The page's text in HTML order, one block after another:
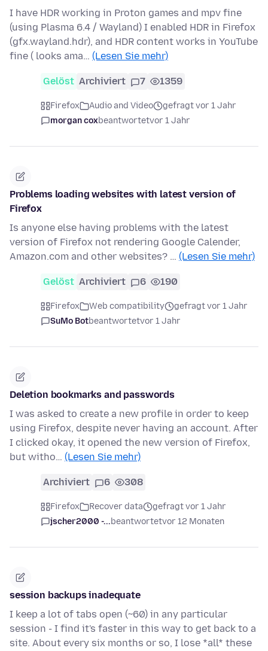
I have HDR working in Proton games and mpv fine
(using Plasma 6.4 / Wayland) I enabled HDR in Firefox
(gfx.wayland.hdr), and HDR content works in YouTube
fine ( looks ama… (Lesen Sie mehr)
Gelöst Archiviert 7 1359
Firefox Audio and Video
gefragt vor 1 Jahr
morgan coxbeantwortetvor 1 Jahr
Problems loading websites with latest version of
Firefox
Is anyone else having problems with the latest
version of Firefox not rendering Google Calender,
Amazon.com and other websites? … (Lesen Sie mehr)
Gelöst Archiviert 6 190
Firefox Web compatibility
gefragt vor 1 Jahr
SuMo Botbeantwortetvor 1 Jahr
Deletion bookmarks and passwords
I was asked to create a new profile in order to keep
using Firefox, despite never having an account. After
I clicked okay, it opened the new version of Firefox,
but witho… (Lesen Sie mehr)
Archiviert 6 308
Firefox Recover data
gefragt vor 1 Jahr
jscher2000 -...beantwortetvor 12 Monaten
session backups inadequate
I keep a lot of tabs open (~60) in any particular
session - I find it's faster in this way to get back to a
site. About every six months or so, I lose *all* these